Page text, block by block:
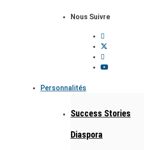
Nous Suivre
Personnalités
Success Stories
Diaspora